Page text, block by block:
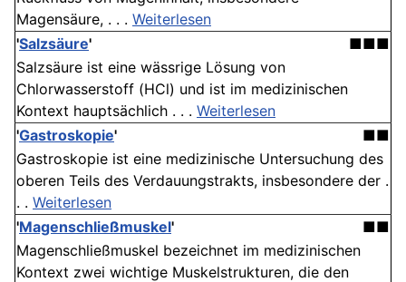
Magensäure, . . . Weiterlesen
'Salzsäure'
■■■
Salzsäure ist eine wässrige Lösung von
Chlorwasserstoff (HCl) und ist im medizinischen
Kontext hauptsächlich . . . Weiterlesen
'Gastroskopie'
■■
Gastroskopie ist eine medizinische Untersuchung des
oberen Teils des Verdauungstrakts, insbesondere der .
. . Weiterlesen
'Magenschließmuskel'
■■
Magenschließmuskel bezeichnet im medizinischen
Kontext zwei wichtige Muskelstrukturen, die den